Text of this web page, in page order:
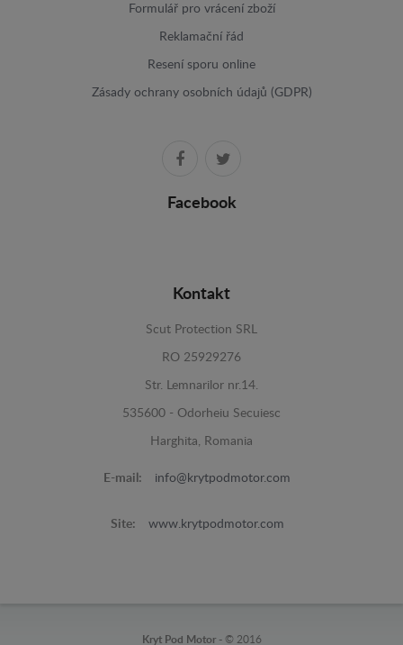
Formulář pro vrácení zboží
Reklamační řád
Resení sporu online
Zásady ochrany osobních údajů (GDPR)
Facebook
Kontakt
Scut Protection SRL
RO 25929276
Str. Lemnarilor nr.14.
535600 - Odorheiu Secuiesc
Harghita, Romania
E-mail: info@krytpodmotor.com
Site: www.krytpodmotor.com
Kryt Pod Motor - © 2016